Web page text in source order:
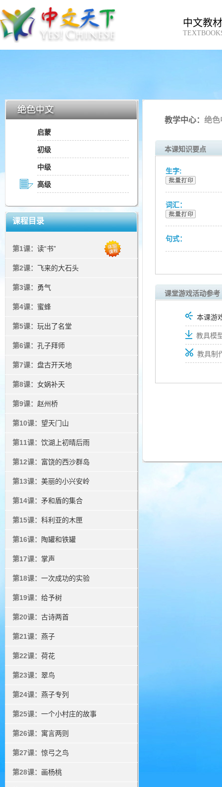
中文教
启蒙
初级
中级
高级
课程目录
第1课： 读“书”
第2课： 飞来的大石头
第3课： 勇气
第4课： 蜜蜂
第5课： 玩出了名堂
第6课： 孔子拜师
第7课： 盘古开天地
第8课： 女娲补天
第9课： 赵州桥
第10课： 望天门山
第11课： 饮湖上初晴后雨
第12课： 富饶的西沙群岛
第13课： 美丽的小兴安岭
第14课： 矛和盾的集合
第15课： 科利亚的木匣
第16课： 陶罐和铁罐
第17课： 掌声
第18课： 一次成功的实验
第19课： 给予树
第20课： 古诗两首
第21课： 燕子
第22课： 荷花
第23课： 翠鸟
第24课： 燕子专列
第25课： 一个小村庄的故事
第26课： 寓言两则
第27课： 惊弓之鸟
第28课： 画杨桃
教学中心： 绝
本课知识要点
生字:
词汇：
句式：
课堂游戏活动参考
本课游
教具模
教具制